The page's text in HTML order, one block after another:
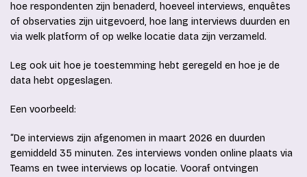
hoe respondenten zijn benaderd, hoeveel interviews, enquêtes
of observaties zijn uitgevoerd, hoe lang interviews duurden en
via welk platform of op welke locatie data zijn verzameld.
Leg ook uit hoe je toestemming hebt geregeld en hoe je de
data hebt opgeslagen.
Een voorbeeld:
“De interviews zijn afgenomen in maart 2026 en duurden
gemiddeld 35 minuten. Zes interviews vonden online plaats via
Teams en twee interviews op locatie. Vooraf ontvingen